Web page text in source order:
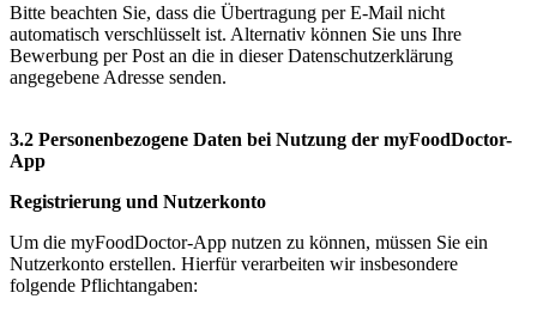
Bitte beachten Sie, dass die Übertragung per E-Mail nicht
automatisch verschlüsselt ist. Alternativ können Sie uns Ihre
Bewerbung per Post an die in dieser Datenschutzerklärung
angegebene Adresse senden.
3.2 Personenbezogene Daten bei Nutzung der myFoodDoctor-
App
Registrierung und Nutzerkonto
Um die myFoodDoctor-App nutzen zu können, müssen Sie ein
Nutzerkonto erstellen. Hierfür verarbeiten wir insbesondere
folgende Pflichtangaben: